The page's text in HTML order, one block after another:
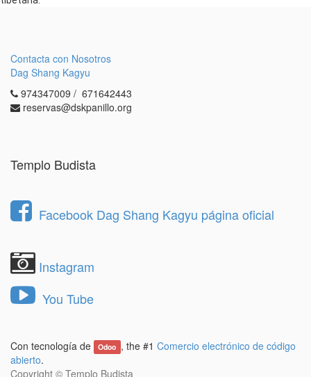
Contacta con Nosotros
Dag Shang Kagyu
974347009 / 671642443
reservas@dskpanillo.org
Templo Budista
Facebook Dag Shang Kagyu página oficial
Instagram
You Tube
Con tecnología de Odoo , the #1 Comercio electrónico de código
abierto.
Copyright © Templo Budista